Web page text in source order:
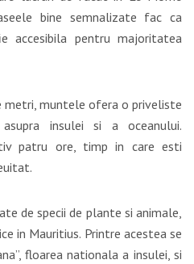
bine semnalizate fac ca
accesibila pentru majoritatea
metri, muntele ofera o priveliste
asupra insulei si a oceanului.
patru ore, timp in care esti
de specii de plante si animale,
in Mauritius. Printre acestea se
floarea nationala a insulei, si